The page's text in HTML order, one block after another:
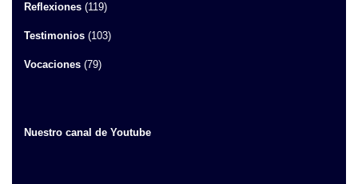
Reflexiones (119)
Testimonios (103)
Vocaciones (79)
Nuestro canal de Youtube